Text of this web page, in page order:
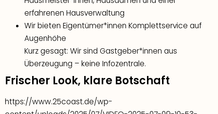
erfahrenen Hausverwaltung
Wir bieten Eigentümer*innen Komplettservice auf
Augenhöhe
Kurz gesagt: Wir sind Gastgeber*innen aus
Überzeugung – keine Infozentrale.
Frischer Look, klare Botschaft
https://www.25coast.de/wp-